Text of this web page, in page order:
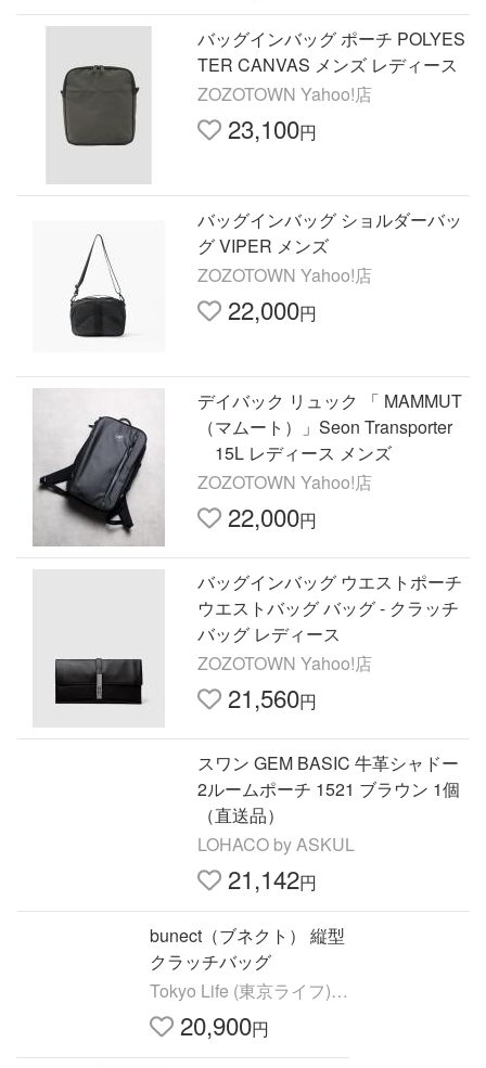
バッグインバッグ ポーチ POLYES
TER CANVAS メンズ レディース
ZOZOTOWN Yahoo!店
23,100円
バッグインバッグ ショルダーバッ
グ VIPER メンズ
ZOZOTOWN Yahoo!店
22,000円
デイバック リュック 「 MAMMUT
（マムート）」Seon Transporter
15L レディース メンズ
ZOZOTOWN Yahoo!店
22,000円
バッグインバッグ ウエストポーチ
ウエストバッグ バッグ - クラッチ
バッグ レディース
ZOZOTOWN Yahoo!店
21,560円
スワン GEM BASIC 牛革シャドー
2ルームポーチ 1521 ブラウン 1個
（直送品）
LOHACO by ASKUL
21,142円
bunect（ブネクト） 縦型
クラッチバッグ
Tokyo Life (東京ライフ) |
大人の男
20,900円